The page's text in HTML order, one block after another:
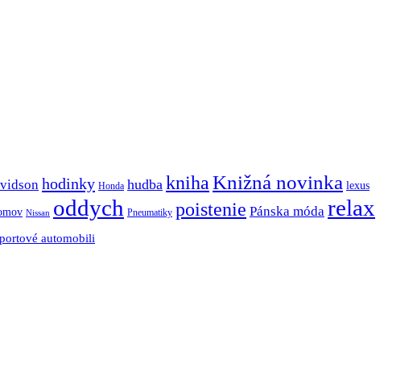
hodinky Honda hudba kniha Knižná novinka lexus
Nissan oddych Pneumatiky poistenie Pánska móda relax
automobili